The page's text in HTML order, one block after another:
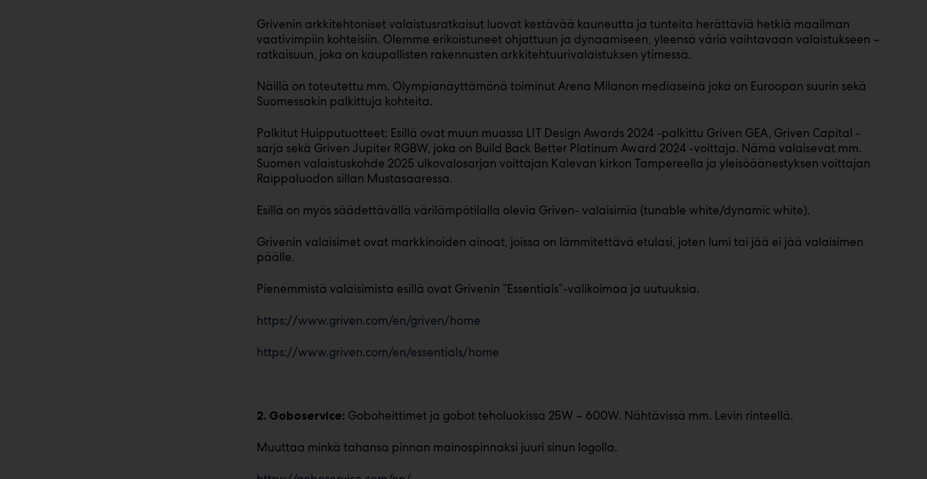
Grivenin arkkitehtoniset valaistusratkaisut luovat kestävää kauneutta ja tunteita herättäviä hetkiä maailman
vaativimpiin kohteisiin. Olemme erikoistuneet ohjattuun ja dynaamiseen, yleensä väriä vaihtavaan valaistukseen –
ratkaisuun, joka on kaupallisten rakennusten arkkitehtuurivalaistuksen ytimessä.
Näillä on toteutettu mm. Olympianäyttämönä toiminut Arena Milanon mediaseinä joka on Euroopan suurin sekä
Suomessakin palkittuja kohteita.
Palkitut Huipputuotteet: Esillä ovat muun muassa LIT Design Awards 2024 -palkittu Griven GEA, Griven Capital -
sarja sekä Griven Jupiter RGBW, joka on Build Back Better Platinum Award 2024 -voittaja. Nämä valaisevat mm.
Suomen valaistuskohde 2025 ulkovalosarjan voittajan Kalevan kirkon Tampereella ja yleisöäänestyksen voittajan
Raippaluodon sillan Mustasaaressa.
Esillä on myös säädettävällä värilämpötilalla olevia Griven- valaisimia (tunable white/dynamic white).
Grivenin valaisimet ovat markkinoiden ainoat, joissa on lämmitettävä etulasi, joten lumi tai jää ei jää valaisimen
päälle.
Pienemmistä valaisimista esillä ovat Grivenin ”Essentials”-valikoimaa ja uutuuksia.
https://www.griven.com/en/griven/home
https://www.griven.com/en/essentials/home
2. Goboservice: Goboheittimet ja gobot teholuokissa 25W – 600W. Nähtävissä mm. Levin rinteellä.
Muuttaa minkä tahansa pinnan mainospinnaksi juuri sinun logolla.